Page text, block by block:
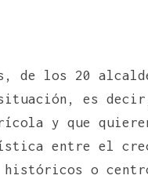
de los 20
situación, es
y que
entre el
o